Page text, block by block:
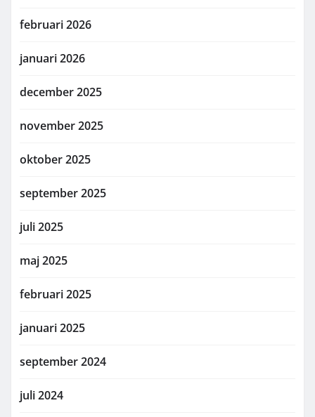
februari 2026
januari 2026
december 2025
november 2025
oktober 2025
september 2025
juli 2025
maj 2025
februari 2025
januari 2025
september 2024
juli 2024